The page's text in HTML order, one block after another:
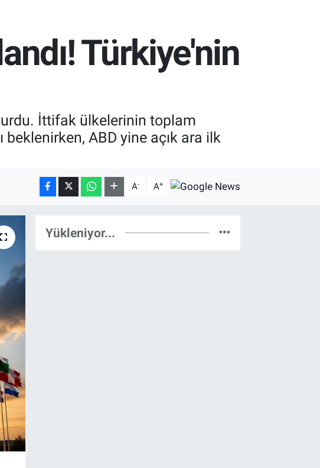
Türkiye'nin
İttifak ülkelerinin toplam
ABD yine açık ara ilk
A- A+
Yükleniyor...